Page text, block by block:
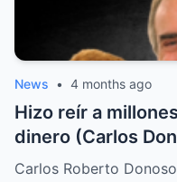
News • 4 months ago
Hizo reír a
dinero (Carlos
Carlos Roberto